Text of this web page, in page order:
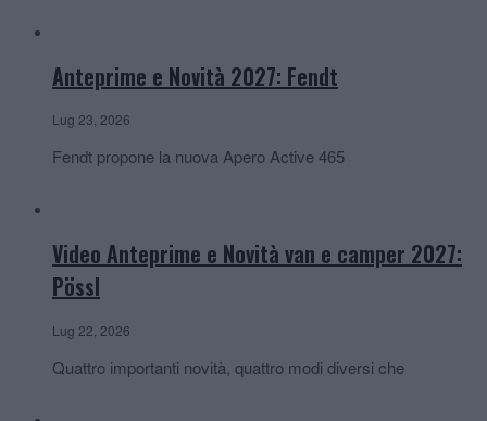
Anteprime e Novità 2027: Fendt
Lug 23, 2026
Fendt propone la nuova Apero Active 465
Video Anteprime e Novità van e camper 2027:
Pössl
Lug 22, 2026
Quattro importanti novità, quattro modi diversi che